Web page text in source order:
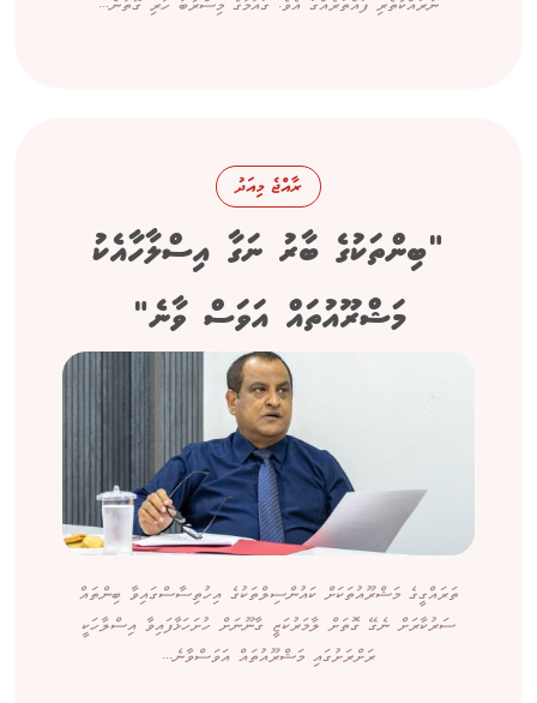
ރާއްޖެ މިއަދު
"ބިންތަކުގެ ބާރު ނަގާ އިސްލާހާއެކު
މަޝްރޫއުތައް އަވަސް ވާނެ"
ތަރައްގީގެ މަޝްރޫއުތަކަށް ކައުންސިލްތަކުގެ އިހުތިސާސްގައިވާ ބިންތައް
ސަރުކާރަށް ނެގޭ ގޮތަށް ލާމަރުކަޒީ ގާނޫނަށް ހުށަހަޅާފައިވާ އިސްލާހަކީ
ރަށްރަށުގައި މަޝްރޫއުތައް އަވަސްވާނެ...